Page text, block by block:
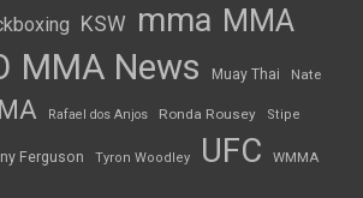
KSW mma MMA
MMA News Muay Thai Nate
Rafael dos Anjos Ronda Rousey Stipe
Ferguson Tyron Woodley UFC WMMA